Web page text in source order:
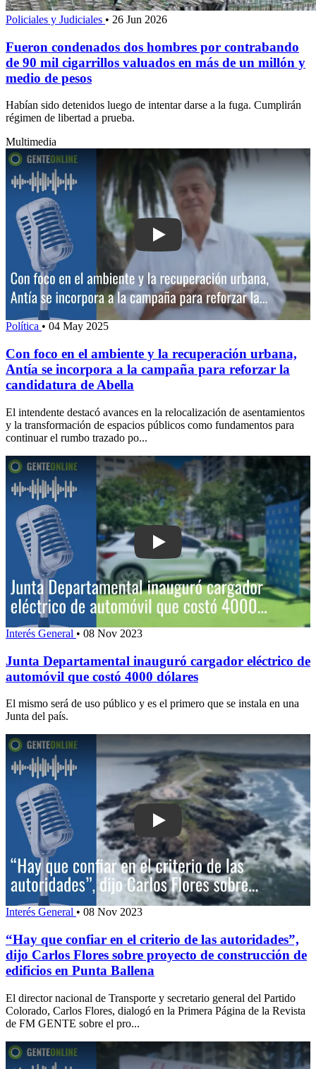
Policiales y Judiciales • 26 Jun 2026
Fueron condenados dos hombres por contrabando
de 90 mil cigarrillos valuados en más de un millón y
medio de pesos
Habían sido detenidos luego de intentar darse a la fuga. Cumplirán
régimen de libertad a prueba.
Multimedia
Play: Con foco en el ambiente y la
Política • 04 May 2025
Con foco en el ambiente y la recuperación urbana,
Antía se incorpora a la campaña para reforzar la
candidatura de Abella
El intendente destacó avances en la relocalización de asentamientos
y la transformación de espacios públicos como fundamentos para
continuar el rumbo trazado po...
Play: Junta Departamental inauguró
Interés General • 08 Nov 2023
Junta Departamental inauguró cargador eléctrico de
automóvil que costó 4000 dólares
El mismo será de uso público y es el primero que se instala en una
Junta del país.
Play: “Hay que confiar en el criterio
Interés General • 08 Nov 2023
“Hay que confiar en el criterio de las autoridades”,
dijo Carlos Flores sobre proyecto de construcción de
edificios en Punta Ballena
El director nacional de Transporte y secretario general del Partido
Colorado, Carlos Flores, dialogó en la Primera Página de la Revista
de FM GENTE sobre el pro...